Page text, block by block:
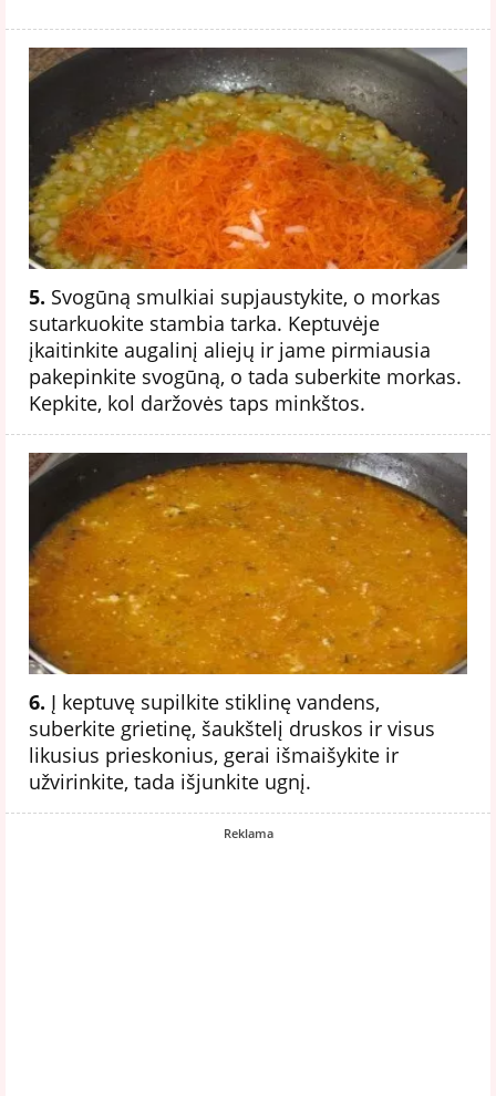
5. Svogūną smulkiai supjaustykite, o morkas
sutarkuokite stambia tarka. Keptuvėje
įkaitinkite augalinį aliejų ir jame pirmiausia
pakepinkite svogūną, o tada suberkite morkas.
Kepkite, kol daržovės taps minkštos.
6. Į keptuvę supilkite stiklinę vandens,
suberkite grietinę, šaukštelį druskos ir visus
likusius prieskonius, gerai išmaišykite ir
užvirinkite, tada išjunkite ugnį.
Reklama